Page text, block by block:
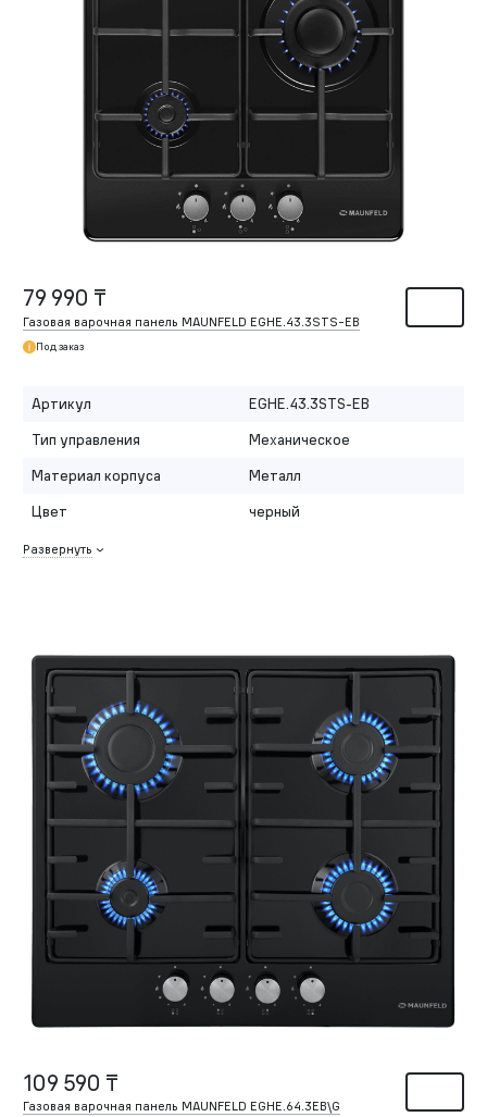
79 990 ₸
Газовая варочная панель MAUNFELD EGHE.43.3STS-EB
Под заказ
Артикул
EGHE.43.3STS-EB
Тип управления
Механическое
Материал корпуса
Металл
Цвет
черный
Развернуть
109 590 ₸
Газовая варочная панель MAUNFELD EGHE.64.3EB\G